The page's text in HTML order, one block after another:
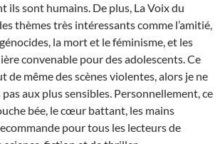
ils sont humains. De plus, La Voix du
thèmes très intéressants comme l’amitié,
la mort et le féminisme, et les
convenable pour des adolescents. Ce
même des scènes violentes, alors je ne
aux plus sensibles. Personnellement, ce
bée, le cœur battant, les mains
pour tous les lecteurs de